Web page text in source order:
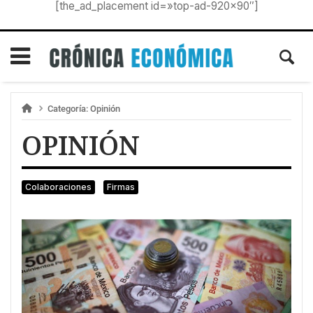
[the_ad_placement id=»top-ad-920×90″]
Categoría: Opinión
OPINIÓN
Colaboraciones Firmas